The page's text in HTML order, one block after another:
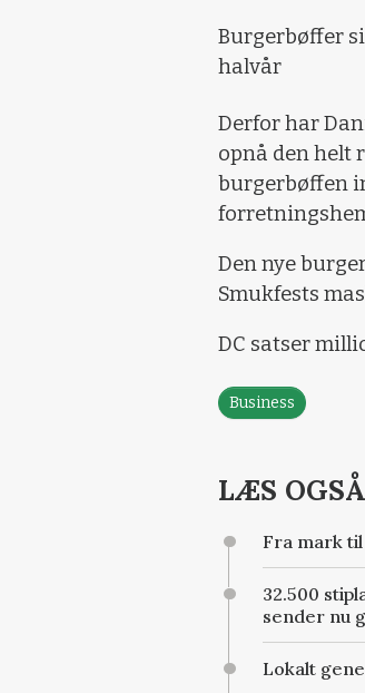
Burgerbøffer
halvår
Derfor har
opnå den helt
burgerbøffen
Den nye
Smukfests
DC satser
Business
LÆS OGSÅ
Fra mark
32.500
sender nu
Lokalt